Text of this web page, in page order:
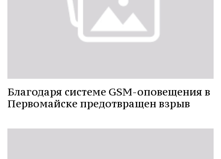
Благодаря системе GSM-оповещения в
Первомайске предотвращен взрыв